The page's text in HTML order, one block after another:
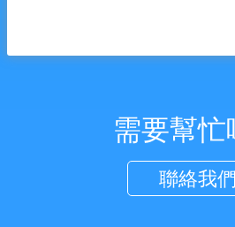
需要幫忙
聯絡我們